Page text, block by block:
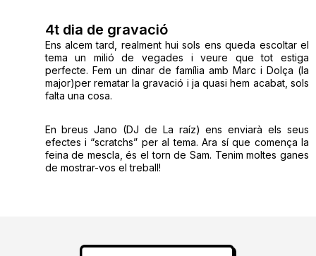
4t dia de gravació
Ens alcem tard, realment hui sols ens queda escoltar el
tema un milió de vegades i veure que tot estiga
perfecte. Fem un dinar de família amb Marc i Dolça (la
major)per rematar la gravació i ja quasi hem acabat, sols
falta una cosa.
En breus Jano (DJ de La raíz) ens enviarà els seus
efectes i “scratchs” per al tema. Ara sí que comença la
feina de mescla, és el torn de Sam. Tenim moltes ganes
de mostrar-vos el treball!